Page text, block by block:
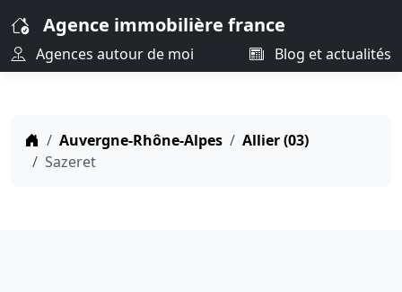
Agence immobilière france
Agences autour de moi Blog et actualités
Auvergne-Rhône-Alpes
Allier (03)
Sazeret